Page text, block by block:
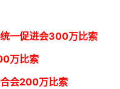
一促进会300万比索
万比索
会200万比索